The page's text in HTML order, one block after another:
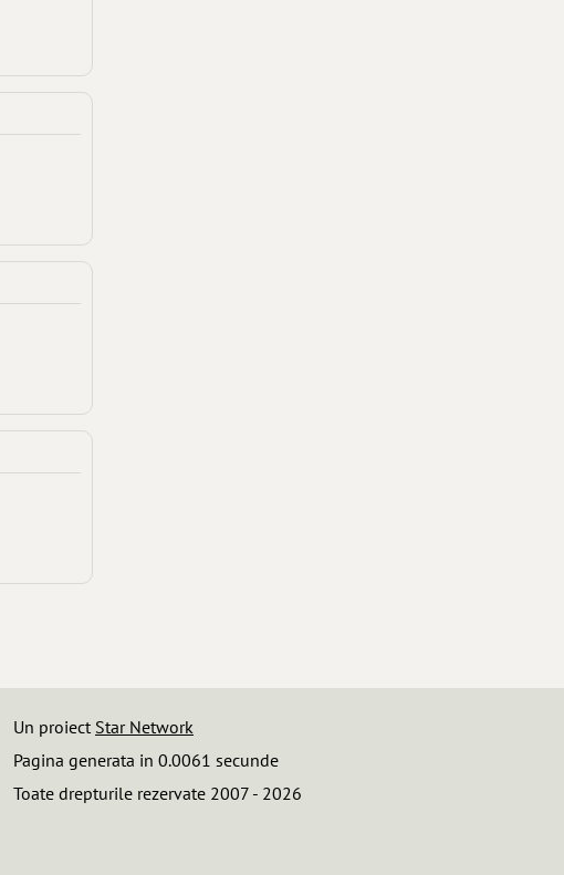
Un proiect Star Network
Pagina generata in 0.0061 secunde
Toate drepturile rezervate 2007 - 2026